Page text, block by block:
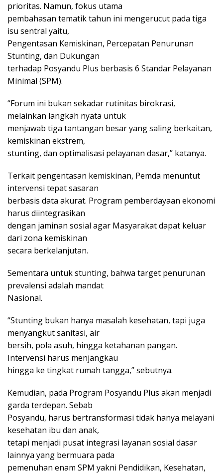
prioritas. Namun, fokus utama
pembahasan tematik tahun ini mengerucut pada tiga
isu sentral yaitu,
Pengentasan Kemiskinan, Percepatan Penurunan
Stunting, dan Dukungan
terhadap Posyandu Plus berbasis 6 Standar Pelayanan
Minimal (SPM).
“Forum ini bukan sekadar rutinitas birokrasi,
melainkan langkah nyata untuk
menjawab tiga tantangan besar yang saling berkaitan,
kemiskinan ekstrem,
stunting, dan optimalisasi pelayanan dasar,” katanya.
Terkait pengentasan kemiskinan, Pemda menuntut
intervensi tepat sasaran
berbasis data akurat. Program pemberdayaan ekonomi
harus diintegrasikan
dengan jaminan sosial agar Masyarakat dapat keluar
dari zona kemiskinan
secara berkelanjutan.
Sementara untuk stunting, bahwa target penurunan
prevalensi adalah mandat
Nasional.
“Stunting bukan hanya masalah kesehatan, tapi juga
menyangkut sanitasi, air
bersih, pola asuh, hingga ketahanan pangan.
Intervensi harus menjangkau
hingga ke tingkat rumah tangga,” sebutnya.
Kemudian, pada Program Posyandu Plus akan menjadi
garda terdepan. Sebab
Posyandu, harus bertransformasi tidak hanya melayani
kesehatan ibu dan anak,
tetapi menjadi pusat integrasi layanan sosial dasar
lainnya yang bermuara pada
pemenuhan enam SPM yakni Pendidikan, Kesehatan,